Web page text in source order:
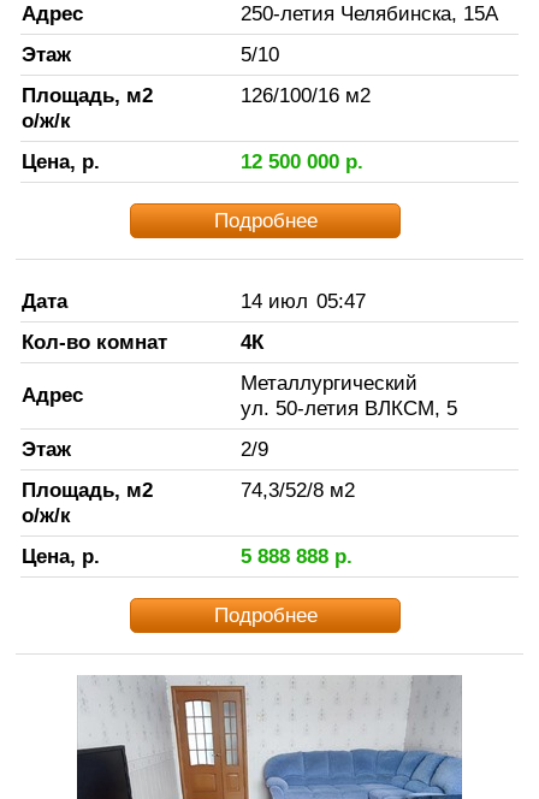
Адрес
250-летия Челябинска, 15А
Этаж
5/10
Площадь, м2
о/ж/к
126/100/16 м2
Цена, р. 12 500 000р.
Подробнее
Дата 14 июл 05:47
Кол-во комнат
4К
Адрес
Металлургический
ул. 50-летия ВЛКСМ, 5
Этаж
2/9
Площадь, м2
о/ж/к
74,3/52/8 м2
Цена, р. 5 888 888р.
Подробнее